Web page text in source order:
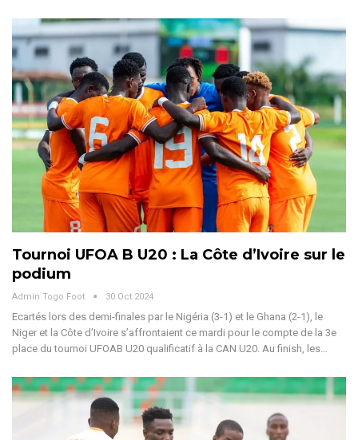
Tournoi UFOA B U20 : La Côte d’Ivoire sur le
podium
Admin Togo Foot 30 Oct 2024
Ecartés lors des demi-finales par le Nigéria (3-1) et le Ghana (2-1), le
Niger et la Côte d’Ivoire s’affrontaient ce mardi pour le compte de la 3e
place du tournoi UFOAB U20 qualificatif à la CAN U20. Au finish, les